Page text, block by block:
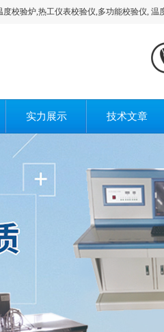
仪表校验仪,多功能校验仪, 温度校验仪
实力展示 技术文章